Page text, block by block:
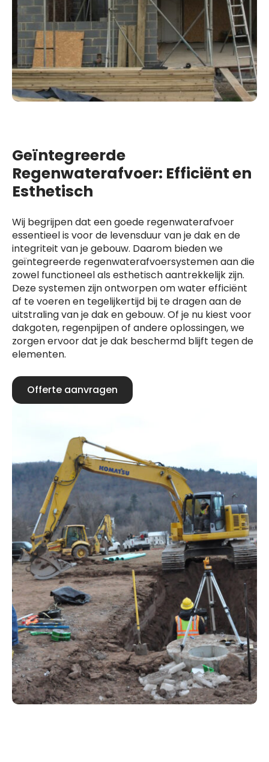
Geïntegreerde
Regenwaterafvoer: Efficiënt en
Esthetisch
Wij begrijpen dat een goede regenwaterafvoer
essentieel is voor de levensduur van je dak en de
integriteit van je gebouw. Daarom bieden we
geïntegreerde regenwaterafvoersystemen aan die
zowel functioneel als esthetisch aantrekkelijk zijn.
Deze systemen zijn ontworpen om water efficiënt
af te voeren en tegelijkertijd bij te dragen aan de
uitstraling van je dak en gebouw. Of je nu kiest voor
dakgoten, regenpijpen of andere oplossingen, we
zorgen ervoor dat je dak beschermd blijft tegen de
elementen.
Offerte aanvragen